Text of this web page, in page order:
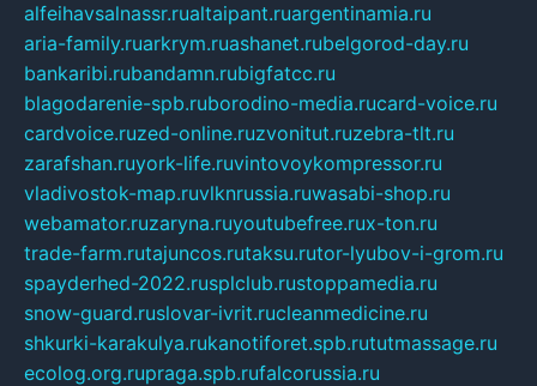
alfeihavsalnassr.rualtaipant.ruargentinamia.ru
aria-family.ruarkrym.ruashanet.rubelgorod-day.ru
bankaribi.rubandamn.rubigfatcc.ru
blagodarenie-spb.ruborodino-media.rucard-voice.ru
cardvoice.ruzed-online.ruzvonitut.ruzebra-tlt.ru
zarafshan.ruyork-life.ruvintovoykompressor.ru
vladivostok-map.ruvlknrussia.ruwasabi-shop.ru
webamator.ruzaryna.ruyoutubefree.rux-ton.ru
trade-farm.rutajuncos.rutaksu.rutor-lyubov-i-grom.ru
spayderhed-2022.rusplclub.rustoppamedia.ru
snow-guard.ruslovar-ivrit.rucleanmedicine.ru
shkurki-karakulya.rukanotiforet.spb.rututmassage.ru
ecolog.org.rupraga.spb.rufalcorussia.ru